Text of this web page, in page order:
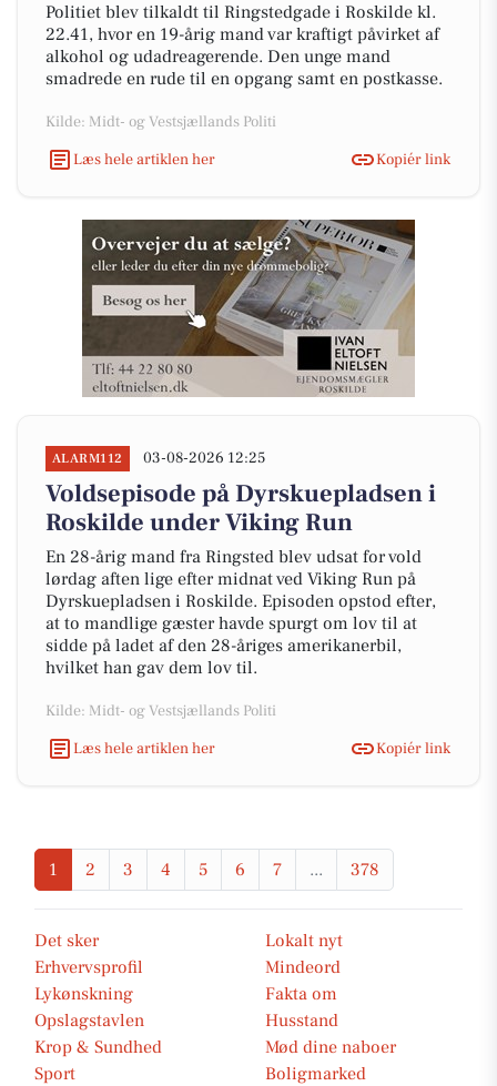
Politiet blev tilkaldt til Ringstedgade i Roskilde kl.
22.41, hvor en 19-årig mand var kraftigt påvirket af
alkohol og udadreagerende. Den unge mand
smadrede en rude til en opgang samt en postkasse.
Kilde: Midt- og Vestsjællands Politi
Læs hele artiklen her
Kopiér link
ALARM112 03-08-2026 12:25
Voldsepisode på Dyrskuepladsen i
Roskilde under Viking Run
En 28-årig mand fra Ringsted blev udsat for vold
lørdag aften lige efter midnat ved Viking Run på
Dyrskuepladsen i Roskilde. Episoden opstod efter,
at to mandlige gæster havde spurgt om lov til at
sidde på ladet af den 28-åriges amerikanerbil,
hvilket han gav dem lov til.
Kilde: Midt- og Vestsjællands Politi
Læs hele artiklen her
Kopiér link
1 2 3 4 5 6 7 ... 378
Det sker
Lokalt nyt
Erhvervsprofil
Mindeord
Lykønskning
Fakta om
Opslagstavlen
Husstand
Krop & Sundhed
Mød dine naboer
Sport
Boligmarked